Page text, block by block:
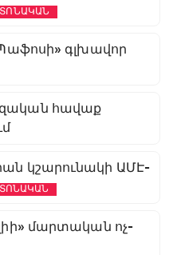
գլխավոր
հավաք
կշարունակի ԱՄԷ-
մարտական ոչ-